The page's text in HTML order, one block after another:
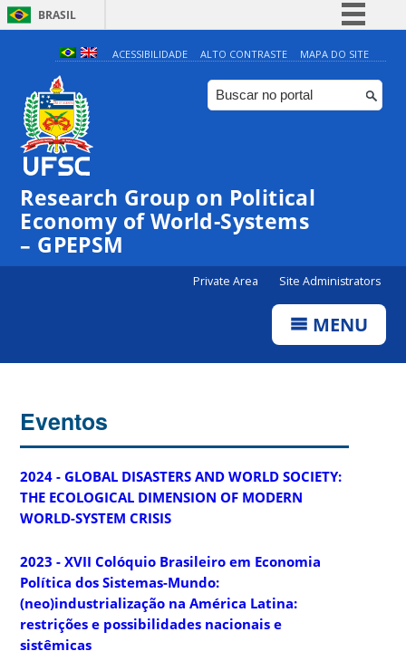
BRASIL
Simplifique!
Comunica BR
Participe
Canais
ACESSIBILIDADE ALTO CONTRASTE MAPA DO SITE
Research Group on Political
Economy of World-Systems
– GPEPSM
Private Area Site Administrators
MENU
Eventos
2024 - GLOBAL DISASTERS AND WORLD SOCIETY:
THE ECOLOGICAL DIMENSION OF MODERN
WORLD-SYSTEM CRISIS
2023 - XVII Colóquio Brasileiro em Economia
Política dos Sistemas-Mundo:
(neo)industrialização na América Latina:
restrições e possibilidades nacionais e
sistêmicas